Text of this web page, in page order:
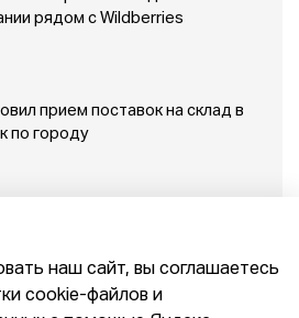
рядом с Wildberries
прием поставок на склад в
по городу
наш сайт, вы соглашаетесь
cookie-файлов и